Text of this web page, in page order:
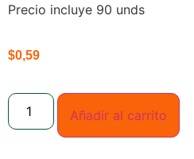
Precio incluye 90 unds
$0,59
Añadir al carrito